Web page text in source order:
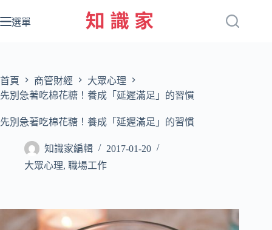
至
容
選單
首頁 商管財經
大眾心理
先別急著吃棉花糖！養成「延遲滿足」的習慣
先別急著吃棉花糖！養成「延遲滿足」的習慣
知識家編輯
2017-01-20
大眾心理, 職場工作